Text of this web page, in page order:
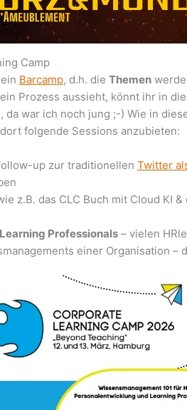
Camp
Barcamp, d.h. die Themen
Prozess aussieht, könnt ihr in
da war ich noch jung ;-) Wie in
folgende Sessions anzubieten:
up zur traditionellen Twitter
z.B. das CLC Buch mit Cloud KI
Professionals – vielen
einer Organisation –